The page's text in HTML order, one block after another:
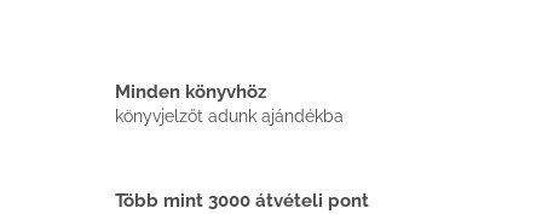
Minden könyvhöz
könyvjelzőt adunk ajándékba
Több mint 3000 átvételi pont